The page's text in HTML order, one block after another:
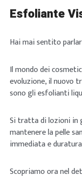
Esfoliante
Hai mai sentito
Il mondo dei
evoluzione, il nuovo
sono gli esfolianti
Si tratta di lozioni in
mantenere la pelle
immediata e
Scopriamo ora nel